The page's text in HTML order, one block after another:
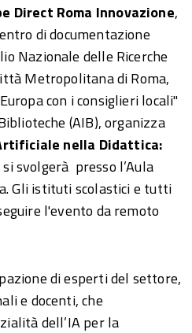
Direct Roma Innovazione,
di documentazione
Nazionale delle Ricerche
Metropolitana di Roma,
con i consiglieri locali"
(AIB), organizza
nella Didattica:
si svolgerà presso l’Aula
Gli istituti scolastici e tutti
l'evento da remoto
di esperti del settore,
e docenti, che
dell’IA per la